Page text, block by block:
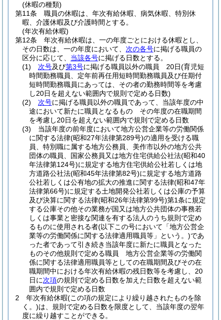
(休暇の種類)
第11条
職員の休暇は、年次有給休暇、病気休暇、特別休
暇、介護休暇及び介護時間とする。
(年次有給休暇)
第12条
年次有給休暇は、一の年度ごとにおける休暇とし、
その日数は、一の年度において、 次の各号に掲げる職員の
区分に応じて、 当該各号に掲げる日数とする。
(1)
次号及び第3号に掲げる職員以外の職員 20日(育児短
時間勤務職員、定年前再任用短時間勤務職員及び任期付
短時間勤務職員にあっては、その者の勤務時間等を考慮
し20日を超えない範囲内で規則で定める日数)
(2)
次号に掲げる職員以外の職員であって、当該年度の中
途において新たに職員となるもの その年度の在職期間
を考慮し20日を超えない範囲内で規則で定める日数
(3)
当該年度の前年度において地方公営企業等の労働関係
に関する法律(昭和27年法律第289号)の適用を受ける職
員、特別職に属する地方公務員、美作市以外の地方公共
団体の職員、国家公務員又は地方住宅供給公社法(昭和40
年法律第124号)に規定する地方住宅供給公社若しくは地
方道路公社法(昭和45年法律第82号)に規定する地方道路
公社若しくは公有地の拡大の推進に関する法律(昭和47年
法律第66号)に規定する土地開発公社若しくは公庫の予算
及び決算に関する法律(昭和26年法律第99号)第1条に規定
する公庫その他その業務が国又は地方公共団体の事務若
しくは事業と密接な関連を有する法人のうち規則で定め
るものに使用される者(以下この号において「地方公営企
業等の労働関係に関する法律適用職員等」という。)であ
った者であって引き続き当該年度に新たに職員となった
ものその他規則で定める職員 地方公営企業等の労働関
係に関する法律適用職員等としての在職期間及びその在
職期間中における年次有給休暇の残日数等を考慮し、20
日に次項の規則で定める日数を加えた日数を超えない範
囲内で規則で定める日数
2
年次有給休暇(この項の規定により繰り越されたものを除
く。)は、規則で定める日数を限度として、当該年度の翌年
度に繰り越すことができる。